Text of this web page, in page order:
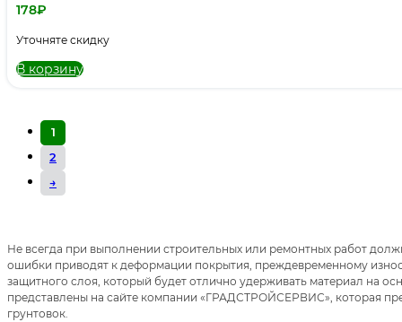
178₽
Уточняте скидку
В корзину
1
2
→
Не всегда при выполнении строительных или ремонтных работ
ошибки приводят к деформации покрытия, преждевременному
защитного слоя, который будет отлично удерживать материал на
представлены на сайте компании «ГРАДСТРОЙСЕРВИС», которая
грунтовок.